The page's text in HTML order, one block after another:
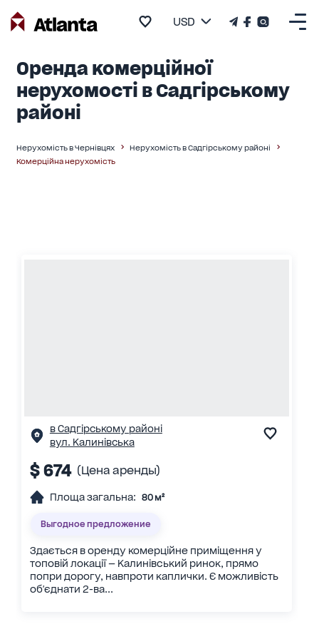
USD
Оренда комерційної
нерухомості в Садгірському
районі
Нерухомість в Чернівцях
Нерухомість в Садгірському районі
Комерційна нерухомість
в Садгірському районі
вул. Калинівська
$ 674 (Цена аренды)
Площа загальна: 80 м²
Выгодное предложение
Здається в оренду комерційне приміщення у
топовій локації — Калинівський ринок, прямо
попри дорогу, навпроти каплички. Є можливість
об'єднати 2-ва...